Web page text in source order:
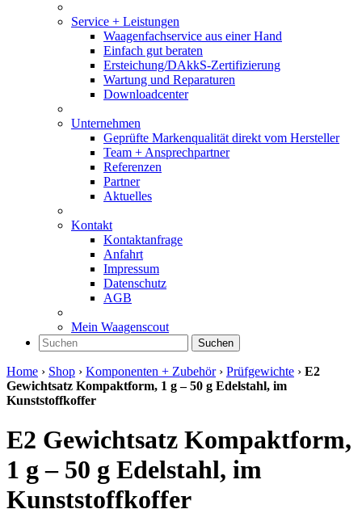
Service + Leistungen
Waagenfachservice aus einer Hand
Einfach gut beraten
Ersteichung/DAkkS-Zertifizierung
Wartung und Reparaturen
Downloadcenter
Unternehmen
Geprüfte Markenqualität direkt vom Hersteller
Team + Ansprechpartner
Referenzen
Partner
Aktuelles
Kontakt
Kontaktanfrage
Anfahrt
Impressum
Datenschutz
AGB
Mein Waagenscout
Suchen
Home › Shop › Komponenten + Zubehör› Prüfgewichte › E2
Gewichtsatz Kompaktform, 1 g – 50 g Edelstahl, im
Kunststoffkoffer
E2 Gewichtsatz Kompaktform,
1 g – 50 g Edelstahl, im
Kunststoffkoffer